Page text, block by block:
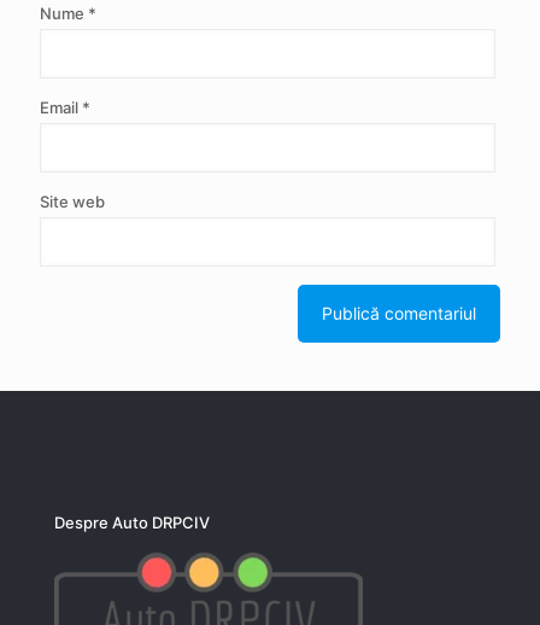
Nume *
Email *
Site web
Despre Auto DRPCIV